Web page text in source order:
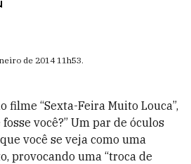
de 201411h53.
filme “Sexta-Feira Muito Louca”,
você?” Um par de óculos
você se veja como uma
provocando uma “troca de